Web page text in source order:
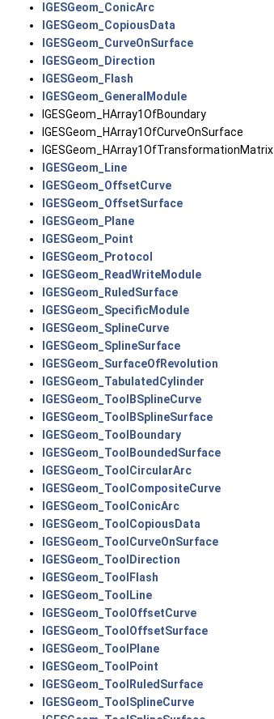
IGESGeom_ConicArc
IGESGeom_CopiousData
IGESGeom_CurveOnSurface
IGESGeom_Direction
IGESGeom_Flash
IGESGeom_GeneralModule
IGESGeom_HArray1OfBoundary
IGESGeom_HArray1OfCurveOnSurface
IGESGeom_HArray1OfTransformationMatrix
IGESGeom_Line
IGESGeom_OffsetCurve
IGESGeom_OffsetSurface
IGESGeom_Plane
IGESGeom_Point
IGESGeom_Protocol
IGESGeom_ReadWriteModule
IGESGeom_RuledSurface
IGESGeom_SpecificModule
IGESGeom_SplineCurve
IGESGeom_SplineSurface
IGESGeom_SurfaceOfRevolution
IGESGeom_TabulatedCylinder
IGESGeom_ToolBSplineCurve
IGESGeom_ToolBSplineSurface
IGESGeom_ToolBoundary
IGESGeom_ToolBoundedSurface
IGESGeom_ToolCircularArc
IGESGeom_ToolCompositeCurve
IGESGeom_ToolConicArc
IGESGeom_ToolCopiousData
IGESGeom_ToolCurveOnSurface
IGESGeom_ToolDirection
IGESGeom_ToolFlash
IGESGeom_ToolLine
IGESGeom_ToolOffsetCurve
IGESGeom_ToolOffsetSurface
IGESGeom_ToolPlane
IGESGeom_ToolPoint
IGESGeom_ToolRuledSurface
IGESGeom_ToolSplineCurve